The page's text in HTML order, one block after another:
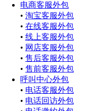
电商客服外包
• 淘宝客服外包
• 在线客服外包
• 线上客服外包
• 网店客服外包
• 售后客服外包
• 售前客服外包
呼叫中心外包
• 电话客服外包
• 电话回访外包